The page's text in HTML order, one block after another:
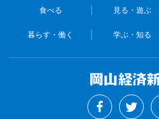
食べる 見る・遊ぶ
暮らす・働く 学ぶ・知る